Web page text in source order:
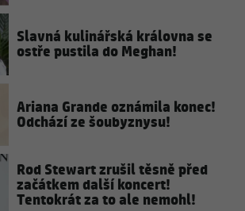
Slavná kulinářská královna se
ostře pustila do Meghan!
Ariana Grande oznámila konec!
Odchází ze šoubyznysu!
Rod Stewart zrušil těsně před
začátkem další koncert!
Tentokrát za to ale nemohl!